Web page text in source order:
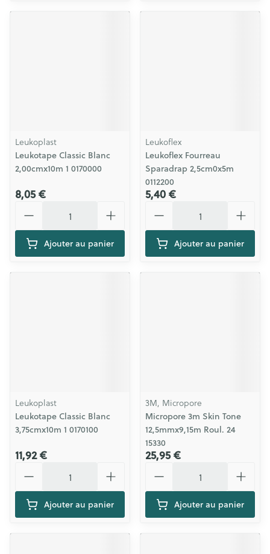
Leukoplast
Leukotape Classic Blanc
2,00cmx10m 1 0170000
8,05 €
Ajouter au panier
Leukoflex
Leukoflex Fourreau
Sparadrap 2,5cm0x5m
0112200
5,40 €
Ajouter au panier
Leukoplast
Leukotape Classic Blanc
3,75cmx10m 1 0170100
11,92 €
Ajouter au panier
3M, Micropore
Micropore 3m Skin Tone
12,5mmx9,15m Roul. 24
15330
25,95 €
Ajouter au panier